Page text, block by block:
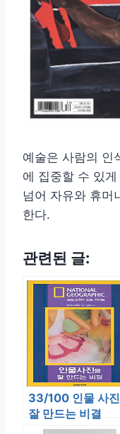
예술은 사람의 인
에 집중할 수 있
넘어 자유와 휴머
한다.
관련된 글:
33/100 인물 사
잘 만드는 비결